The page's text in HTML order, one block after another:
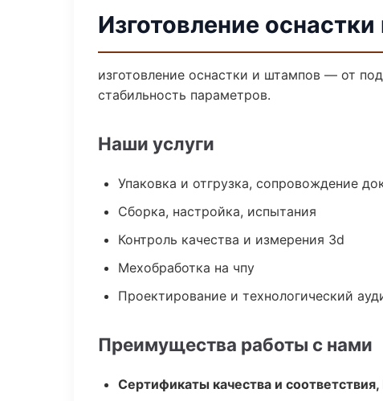
Изготовление
изготовление оснастки и штампов — от
стабильность параметров.
Наши услуги
Упаковка и отгрузка, сопровождение
Сборка, настройка, испытания
Контроль качества и измерения 3d
Мехобработка на чпу
Проектирование и технологический
Преимущества работы с нами
Сертификаты качества и соответствия,